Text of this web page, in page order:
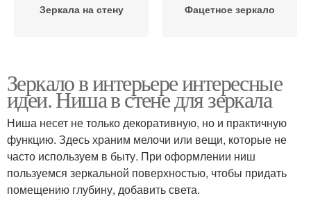
Зеркала на стену Фацетное зеркало
Зеркало в интерьере интересные
идеи. Ниша в стене для зеркала
Ниша несет не только декоративную, но и практичную
функцию. Здесь храним мелочи или вещи, которые не
часто используем в быту. При оформлении ниш
пользуемся зеркальной поверхностью, чтобы придать
помещению глубину, добавить света.